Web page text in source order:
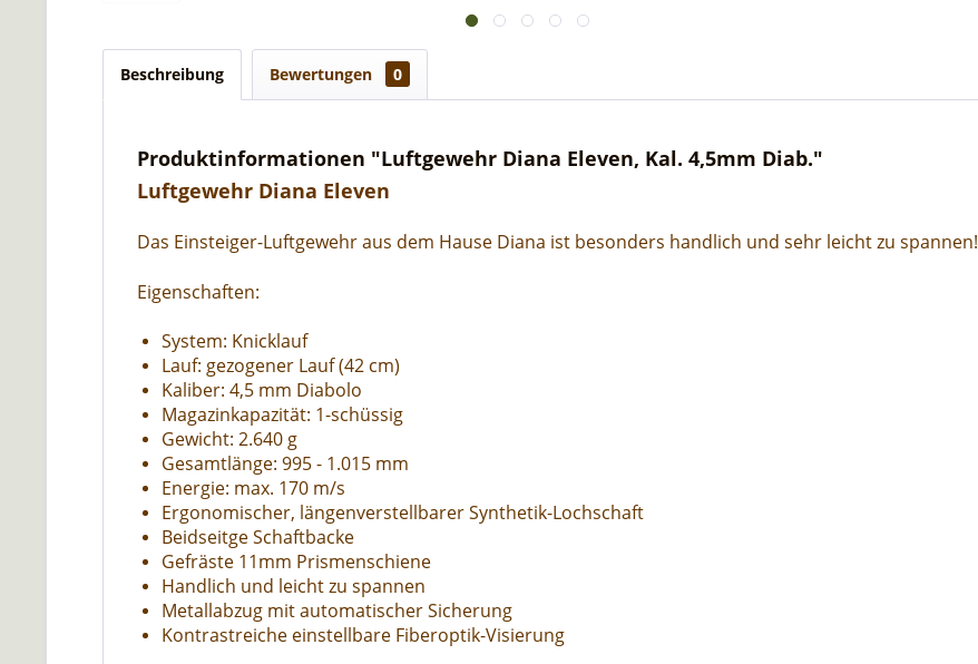
Beschreibung Bewertungen 0
Produktinformationen "Luftgewehr Diana Eleven, Kal. 4,5mm Diab."
Luftgewehr Diana Eleven
Das Einsteiger-Luftgewehr aus dem Hause Diana ist besonders handlich und sehr leicht zu spannen!
Eigenschaften:
System: Knicklauf
Lauf: gezogener Lauf (42 cm)
Kaliber: 4,5 mm Diabolo
Magazinkapazität: 1-schüssig
Gewicht: 2.640 g
Gesamtlänge: 995 - 1.015 mm
Energie: max. 170 m/s
Ergonomischer, längenverstellbarer Synthetik-Lochschaft
Beidseitge Schaftbacke
Gefräste 11mm Prismenschiene
Handlich und leicht zu spannen
Metallabzug mit automatischer Sicherung
Kontrastreiche einstellbare Fiberoptik-Visierung